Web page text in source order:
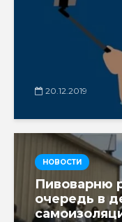
20.12.2019
НОВОСТИ
Пивоварню
очередь в